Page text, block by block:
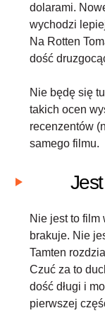
dolarami.
wychodzi
Na Rotten
dość
Nie będę się
takich ocen
recenzentów
samego filmu.
Nie jest to film
brakuje. Nie
Tamten
Czuć za to
dość długi i
pierwszej